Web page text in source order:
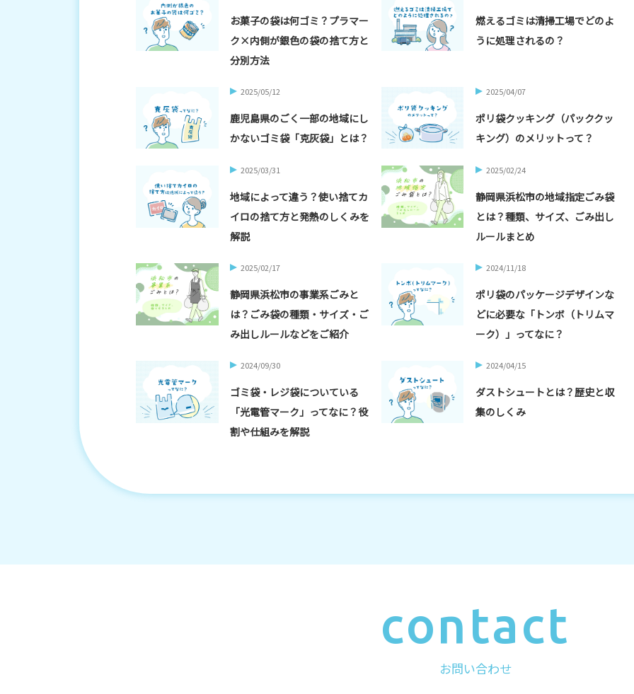
お菓子の袋は何ゴミ？プラマー
ク×内側が銀色の袋の捨て方と
分別方法
燃えるゴミは清掃工場でどのよ
うに処理されるの？
2025/05/12
鹿児島県のごく一部の地域にし
かないゴミ袋「克灰袋」とは？
2025/04/07
ポリ袋クッキング（パッククッ
キング）のメリットって？
2025/03/31
地域によって違う？使い捨てカ
イロの捨て方と発熱のしくみを
解説
2025/02/24
静岡県浜松市の地域指定ごみ袋
とは？種類、サイズ、ごみ出し
ルールまとめ
2025/02/17
静岡県浜松市の事業系ごみと
は？ごみ袋の種類・サイズ・ご
み出しルールなどをご紹介
2024/11/18
ポリ袋のパッケージデザインな
どに必要な「トンボ（トリムマ
ーク）」ってなに？
2024/09/30
ゴミ袋・レジ袋についている
「光電管マーク」ってなに？役
割や仕組みを解説
2024/04/15
ダストシュートとは？歴史と収
集のしくみ
contact
お問い合わせ